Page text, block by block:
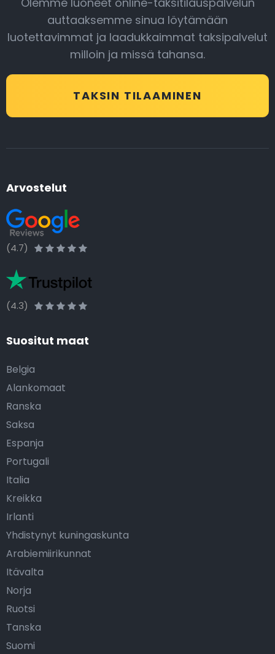
auttaaksemme sinua löytämään
luotettavimmat ja laadukkaimmat taksipalvelut
milloin ja missä tahansa.
TAKSIN TILAAMINEN
Arvostelut
(4.7)
(4.3)
Suositut maat
Belgia
Alankomaat
Ranska
Saksa
Espanja
Portugali
Italia
Kreikka
Irlanti
Yhdistynyt kuningaskunta
Arabiemiirikunnat
Itävalta
Norja
Ruotsi
Tanska
Suomi